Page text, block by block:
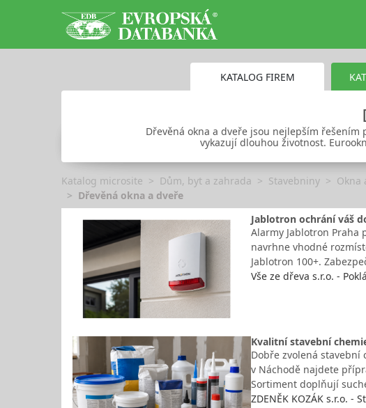
KATALOG FIREM
Dřevěná okna a dveře jsou nejlepším
vykazují dlouhou životnost.
Katalog microsite Dům, byt a zahrada Stavebniny
Okna
Dřevěná okna a dveře
Jablotron ochrání váš
Alarmy Jablotron Praha
navrhne vhodné
Jablotron 100+.
Vše ze dřeva s.r.o. -
Kvalitní stavební
Dobře zvolená stavební
v Náchodě najdete
Sortiment doplňují
ZDENĚK KOZÁK s.r.o. -